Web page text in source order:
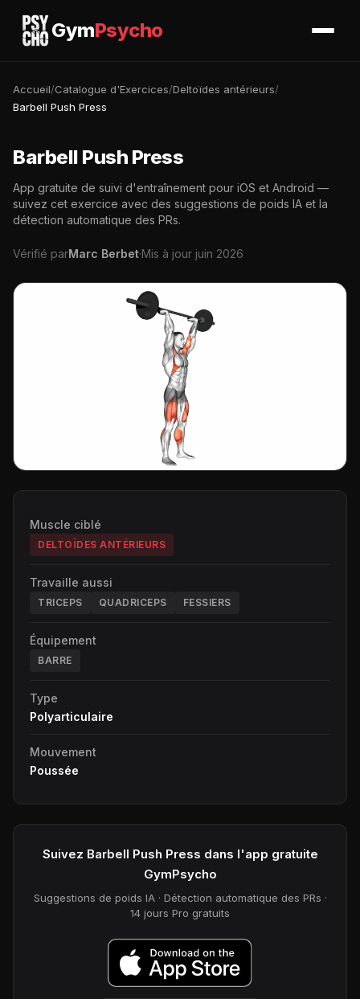
GymPsycho
Accueil/Catalogue d'Exercices/Deltoïdes antérieurs/
Barbell Push Press
Barbell Push Press
App gratuite de suivi d'entraînement pour iOS et Android —
suivez cet exercice avec des suggestions de poids IA et la
détection automatique des PRs.
Vérifié parMarc Berbet·Mis à jour juin 2026
Muscle ciblé
DELTOÏDES ANTÉRIEURS
Travaille aussi
TRICEPS QUADRICEPS FESSIERS
Équipement
BARRE
Type
Polyarticulaire
Mouvement
Poussée
Suivez Barbell Push Press dans l'app gratuite
GymPsycho
Suggestions de poids IA · Détection automatique des PRs ·
14 jours Pro gratuits